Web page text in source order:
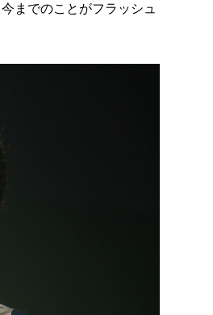
までのことがフラッシュ